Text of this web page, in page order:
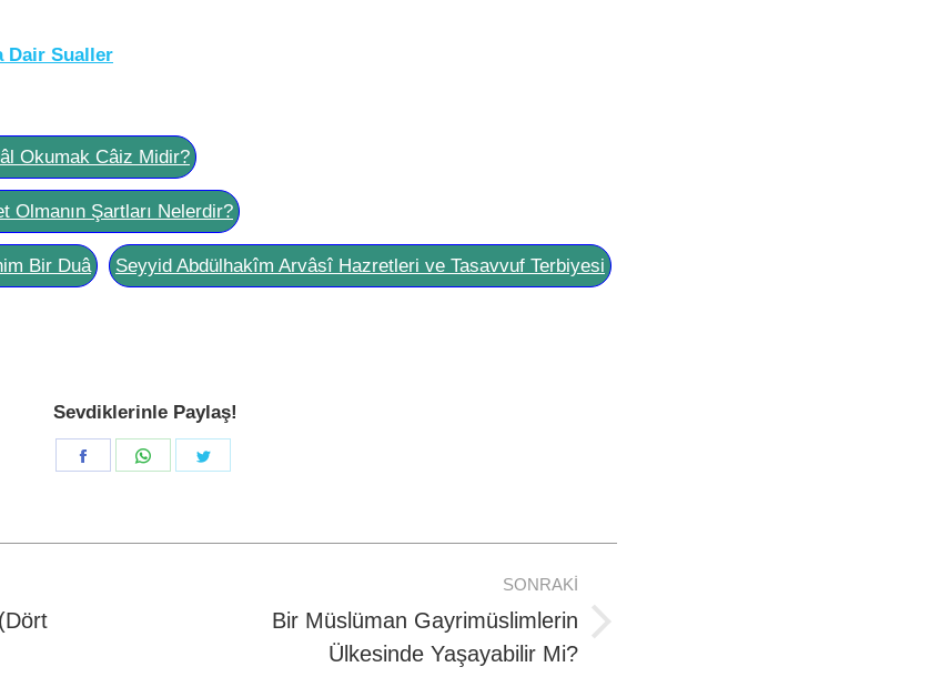
Dair Sualler
Okumak Câiz Midir?
Olmanın Şartları Nelerdir?
Bir Duâ Seyyid Abdülhakîm Arvâsî Hazretleri ve Tasavvuf Terbiyesi
Sevdiklerinle Paylaş!
Share
Share
SONRAKI
Bir Müslüman Gayrimüslimlerin
Ülkesinde Yaşayabilir Mi?